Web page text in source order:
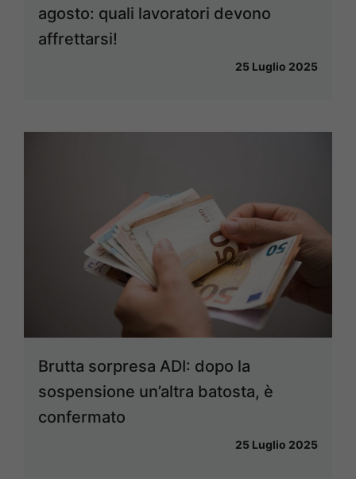
agosto: quali lavoratori devono
affrettarsi!
25 Luglio 2025
Brutta sorpresa ADI: dopo la
sospensione un’altra batosta, è
confermato
25 Luglio 2025